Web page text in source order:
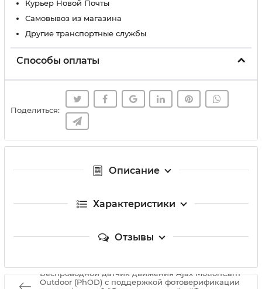
Курьер Новой Почты
Самовывоз из магазина
Другие транспортные службы
Способы оплаты
Поделиться:
Описание
Характеристики
Отзывы
Беспроводной датчик движения Ajax MotionCam
Outdoor (PhOD) с поддержкой фотоверификации